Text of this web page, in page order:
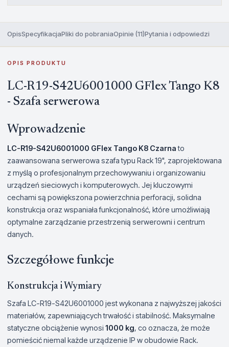
OpisSpecyfikacjaPliki do pobraniaOpinie (11)Pytania i odpowiedzi
OPIS PRODUKTU
LC-R19-S42U6001000 GFlex Tango K8
- Szafa serwerowa
Wprowadzenie
LC-R19-S42U6001000 GFlex Tango K8 Czarnato
zaawansowana serwerowa szafa typu Rack 19", zaprojektowana
z myślą o profesjonalnym przechowywaniu i organizowaniu
urządzeń sieciowych i komputerowych. Jej kluczowymi
cechami są powiększona powierzchnia perforacji, solidna
konstrukcja oraz wspaniała funkcjonalność, które umożliwiają
optymalne zarządzanie przestrzenią serwerowni i centrum
danych.
Szczegółowe funkcje
Konstrukcja i Wymiary
Szafa LC-R19-S42U6001000 jest wykonana z najwyższej jakości
materiałów, zapewniających trwałość i stabilność. Maksymalne
statyczne obciążenie wynosi 1000 kg, co oznacza, że może
pomieścić niemal każde urządzenie IP w obudowie Rack.